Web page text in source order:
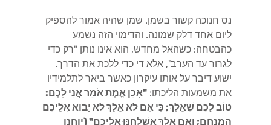
נס חנוכה קשור בשמן. שמן שהיה אמור להספיק
ליום אחד דלק שמונה. והדימוי הזה נשמע
כהבטחה: כשהאל מחדש, הוא אינו נותן "רק כדי
לגרור עד הערב", אלא די כדי ללכת את הדרך.
ישוע דיבר על אותו עיקרון כאשר ביאר לתלמידיו
את משמעות הליכתו: "אָכֵן אֱמֶת אֹמֵר אֲנִי לָכֶם:
טוֹב לָכֶם שֶׁאֵלֵךְ; כִּי אִם לֹא אֵלֵךְ לֹא יָבוֹא אֲלֵיכֶם
הַמְנַחֵם; וְאִם אֵלֵךְ אֶשְׁלָחֶנּוּ אֲלֵיכֶם" (יוחנן